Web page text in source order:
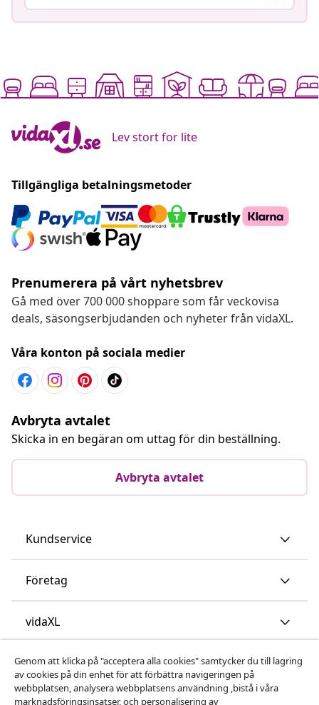
Lev stort for lite
Tillgängliga betalningsmetoder
Prenumerera på vårt nyhetsbrev
Gå med över 700 000 shoppare som får veckovisa
deals, säsongserbjudanden och nyheter från vidaXL.
Våra konton på sociala medier
Avbryta avtalet
Skicka in en begäran om uttag för din beställning.
Avbryta avtalet
Kundservice
Företag
vidaXL
Upptäck mer
Genom att klicka på "acceptera alla cookies" samtycker du till lagring
av cookies på din enhet för att förbättra navigeringen på
webbplatsen, analysera webbplatsens användning ,bistå i våra
marknadsföringsinsatser, och personalisering av